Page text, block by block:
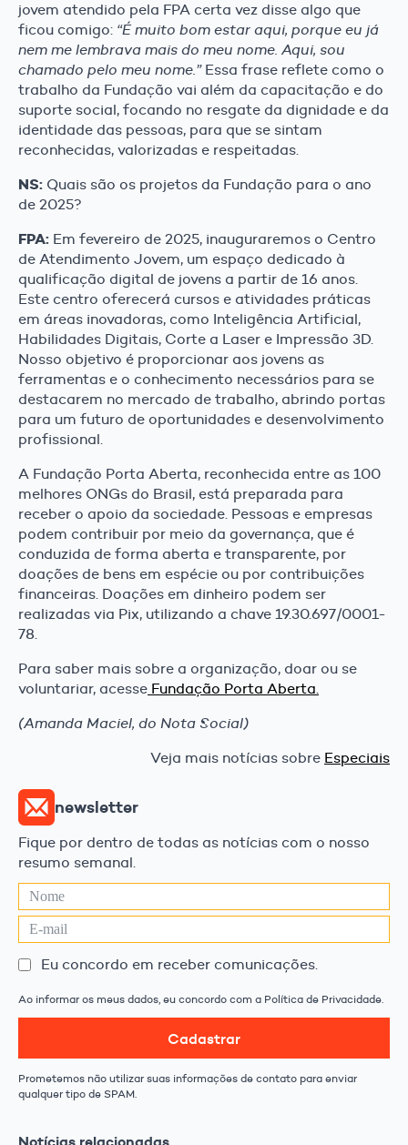
jovem atendido pela FPA certa vez disse algo que
ficou comigo: “É muito bom estar aqui, porque eu já
nem me lembrava mais do meu nome. Aqui, sou
chamado pelo meu nome.”Essa frase reflete como o
trabalho da Fundação vai além da capacitação e do
suporte social, focando no resgate da dignidade e da
identidade das pessoas, para que se sintam
reconhecidas, valorizadas e respeitadas.
NS: Quais são os projetos da Fundação para o ano
de 2025?
FPA: Em fevereiro de 2025, inauguraremos o Centro
de Atendimento Jovem, um espaço dedicado à
qualificação digital de jovens a partir de 16 anos.
Este centro oferecerá cursos e atividades práticas
em áreas inovadoras, como Inteligência Artificial,
Habilidades Digitais, Corte a Laser e Impressão 3D.
Nosso objetivo é proporcionar aos jovens as
ferramentas e o conhecimento necessários para se
destacarem no mercado de trabalho, abrindo portas
para um futuro de oportunidades e desenvolvimento
profissional.
A Fundação Porta Aberta, reconhecida entre as 100
melhores ONGs do Brasil, está preparada para
receber o apoio da sociedade. Pessoas e empresas
podem contribuir por meio da governança, que é
conduzida de forma aberta e transparente, por
doações de bens em espécie ou por contribuições
financeiras. Doações em dinheiro podem ser
realizadas via Pix, utilizando a chave 19.30.697/0001-
78.
Para saber mais sobre a organização, doar ou se
voluntariar, acesse Fundação Porta Aberta.
(Amanda Maciel, do Nota Social)
Veja mais notícias sobre Especiais
newsletter
Fique por dentro de todas as notícias com o nosso
resumo semanal.
Eu concordo em receber comunicações.
Ao informar os meus dados, eu concordo com a Política de Privacidade.
Cadastrar
Prometemos não utilizar suas informações de contato para enviar
qualquer tipo de SPAM.